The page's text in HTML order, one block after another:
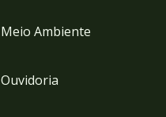
Meio Ambiente
Ouvidoria